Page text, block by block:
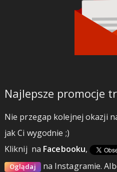
Najlepsze promocje
Nie przegap kolejnej okazji
jak Ci wygodnie ;)
Kliknij na Facebooku,
Oglądaj na Instagramie.